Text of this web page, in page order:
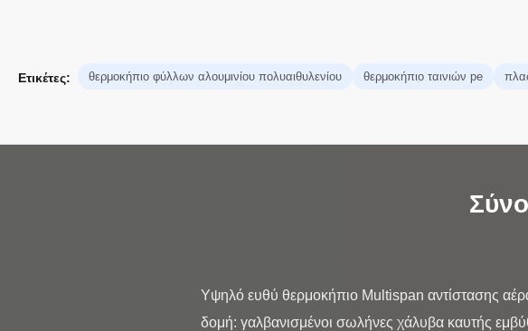
Ετικέτες: θερμοκήπιο φύλλων αλουμινίου πολυαιθυλενίου θερμοκήπιο ταινιών pe
Υψηλό ευθύ θερμοκήπιο Multispan αντίστασης
δομή: γαλβανισμένοι σωλήνες χάλυβα καυτής